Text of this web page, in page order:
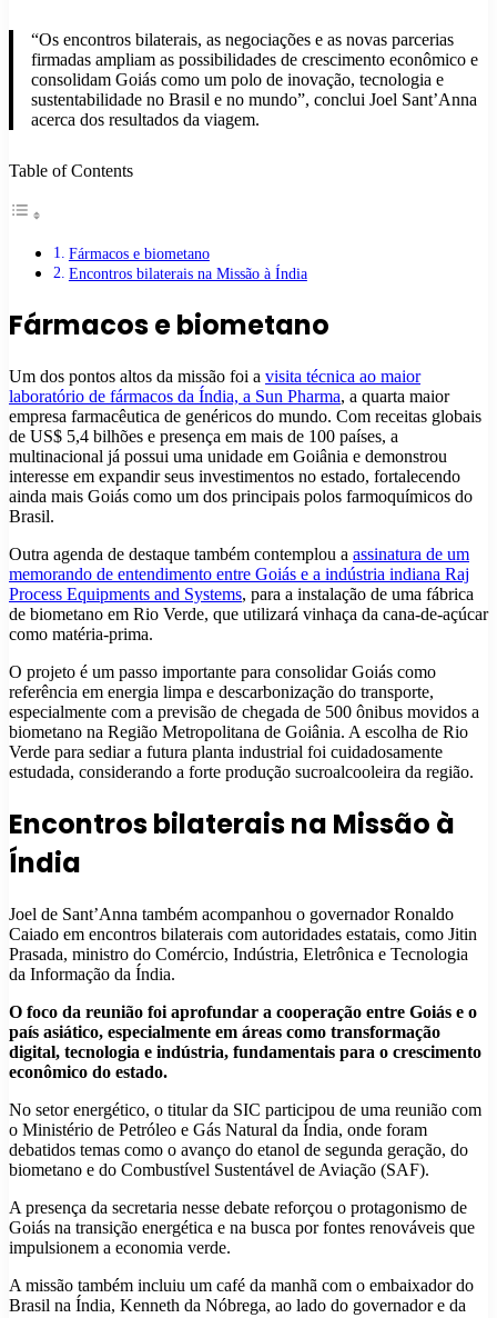
“Os encontros bilaterais, as negociações e as novas parcerias
firmadas ampliam as possibilidades de crescimento econômico e
consolidam Goiás como um polo de inovação, tecnologia e
sustentabilidade no Brasil e no mundo”, conclui Joel Sant’Anna
acerca dos resultados da viagem.
Table of Contents
Fármacos e biometano
Encontros bilaterais na Missão à Índia
Fármacos e biometano
Um dos pontos altos da missão foi a visita técnica ao maior
laboratório de fármacos da Índia, a Sun Pharma, a quarta maior
empresa farmacêutica de genéricos do mundo. Com receitas globais
de US$ 5,4 bilhões e presença em mais de 100 países, a
multinacional já possui uma unidade em Goiânia e demonstrou
interesse em expandir seus investimentos no estado, fortalecendo
ainda mais Goiás como um dos principais polos farmoquímicos do
Brasil.
Outra agenda de destaque também contemplou a assinatura de um
memorando de entendimento entre Goiás e a indústria indiana Raj
Process Equipments and Systems, para a instalação de uma fábrica
de biometano em Rio Verde, que utilizará vinhaça da cana-de-açúcar
como matéria-prima.
O projeto é um passo importante para consolidar Goiás como
referência em energia limpa e descarbonização do transporte,
especialmente com a previsão de chegada de 500 ônibus movidos a
biometano na Região Metropolitana de Goiânia. A escolha de Rio
Verde para sediar a futura planta industrial foi cuidadosamente
estudada, considerando a forte produção sucroalcooleira da região.
Encontros bilaterais na Missão à
Índia
Joel de Sant’Anna também acompanhou o governador Ronaldo
Caiado em encontros bilaterais com autoridades estatais, como Jitin
Prasada, ministro do Comércio, Indústria, Eletrônica e Tecnologia
da Informação da Índia.
O foco da reunião foi aprofundar a cooperação entre Goiás e o
país asiático, especialmente em áreas como transformação
digital, tecnologia e indústria, fundamentais para o crescimento
econômico do estado.
No setor energético, o titular da SIC participou de uma reunião com
o Ministério de Petróleo e Gás Natural da Índia, onde foram
debatidos temas como o avanço do etanol de segunda geração, do
biometano e do Combustível Sustentável de Aviação (SAF).
A presença da secretaria nesse debate reforçou o protagonismo de
Goiás na transição energética e na busca por fontes renováveis que
impulsionem a economia verde.
A missão também incluiu um café da manhã com o embaixador do
Brasil na Índia, Kenneth da Nóbrega, ao lado do governador e da